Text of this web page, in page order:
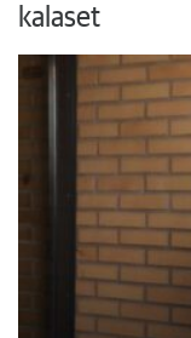
kalaset